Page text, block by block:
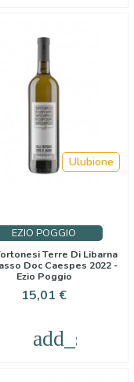
EZIO POGGIO
Terre Di Libarna
Doc Caespes 2022 -
Ezio Poggio
Cena
15,01 €
Ulubione